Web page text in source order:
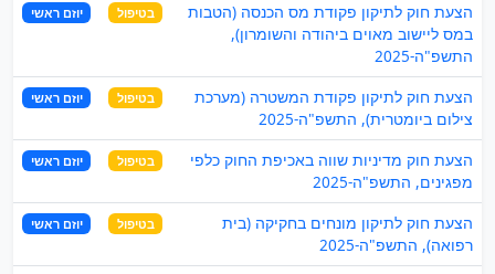
הצעת חוק לתיקון פקודת מס הכנסה (הטבות
במס ליישוב מאוים ביהודה והשומרון),
התשפ"ה-2025
בטיפול יוזם ראשי
הצעת חוק לתיקון פקודת המשטרה (מערכת
צילום ביומטרית), התשפ"ה-2025
בטיפול יוזם ראשי
הצעת חוק מדיניות שווה באכיפת החוק כלפי
מפגינים, התשפ"ה-2025
בטיפול יוזם ראשי
הצעת חוק לתיקון מונחים בחקיקה (בית
רפואה), התשפ"ה-2025
בטיפול יוזם ראשי